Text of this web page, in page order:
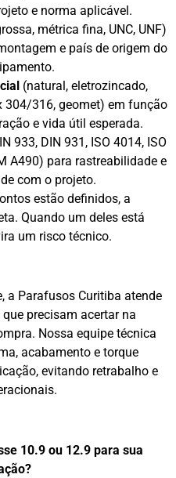
e norma aplicável.
métrica fina, UNC, UNF)
e país de origem do
(natural, eletrozincado,
304/316, geomet) em função
e vida útil esperada.
933, DIN 931, ISO 4014, ISO
A490) para rastreabilidade e
com o projeto.
estão definidos, a
Quando um deles está
um risco técnico.
a Parafusos Curitiba atende
precisam acertar na
Nossa equipe técnica
acabamento e torque
evitando retrabalho e
10.9 ou 12.9 para sua